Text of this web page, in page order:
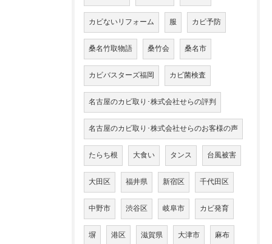
カビないリフォーム 服 カビ予防
桑名竹取物語 桑竹会 桑名市
カビバスターズ福岡 カビ菌検査
名古屋のカビ取り･株式会社せらの評判
名古屋のカビ取り･株式会社せらのお客様の声
たらち根 大食い タンス 台風被害
大田区 福井県 新宿区 千代田区
中野市 渋谷区 岐阜市 カビ発育
塀 港区 滋賀県 大津市 麻布